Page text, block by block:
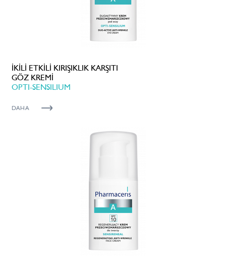
İKİLİ ETKİLİ KIRIŞIKLIK KARŞITI
GÖZ KREMİ
OPTI-SENSILIUM
DAHA